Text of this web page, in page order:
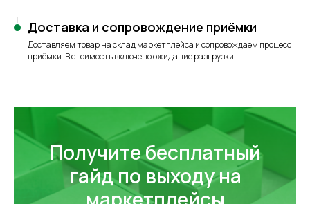
Доставка и сопровождение приёмки
Доставляем товар на склад маркетплейса и сопровождаем процесс
приёмки. В стоимость включено ожидание разгрузки.
Получите бесплатный
гайд по выходу на